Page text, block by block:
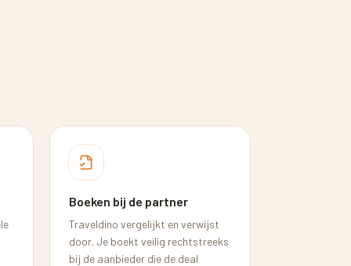
Boeken bij de partner
Traveldino vergelijkt en verwijst
door. Je boekt veilig rechtstreeks
bij de aanbieder die de deal